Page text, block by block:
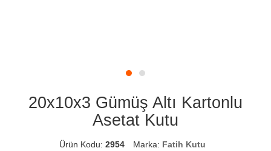
20x10x3 Gümüş Altı Kartonlu
Asetat Kutu
Ürün Kodu: 2954 Marka: Fatih Kutu